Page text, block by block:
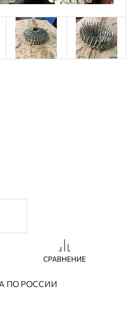
СРАВНЕНИЕ
ПО РОССИИ